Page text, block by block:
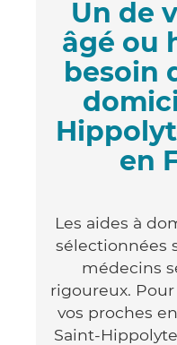
Un de
âgé ou
besoin
en
Les aides à
sélectionnées
médecins
rigoureux.
vos proches
Saint-